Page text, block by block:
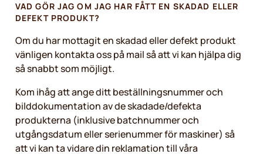
VAD GÖR JAG OM JAG HAR FÅTT EN SKADAD ELLER
DEFEKT PRODUKT?
Om du har mottagit en skadad eller defekt produkt
vänligen kontakta oss på mail så att vi kan hjälpa dig
så snabbt som möjligt.
Kom ihåg att ange ditt beställningsnummer och
bilddokumentation av de skadade/defekta
produkterna (inklusive batchnummer och
utgångsdatum eller serienummer för maskiner) så
att vi kan ta vidare din reklamation till våra